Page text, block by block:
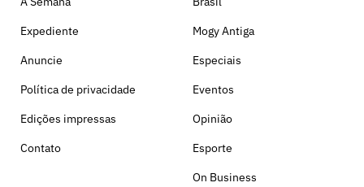
Expediente
Anuncie
Política de privacidade
Edições impressas
Contato
Mogy Antiga
Especiais
Eventos
Opinião
Esporte
On Business